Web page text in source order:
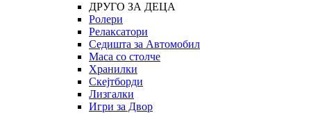
ДРУГО ЗА ДЕЦА
Ролери
Релаксатори
Седишта за Автомобил
Маса со столче
Хранилки
Скејтборди
Лизгалки
Игри за Двор